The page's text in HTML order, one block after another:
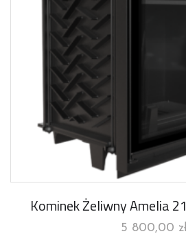
Kominek Żeliwny Amelia
5 800,00